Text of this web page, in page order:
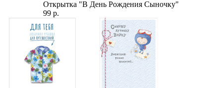
Орхидея Дендробиум Синяя Космос (1 штука)
Сборка в дизайнерскую упаковку (1-25)
Категории:
Орхидеи Гипсофилы ,Синие Букеты
Открытка "В День Рождения Сыночку"
99 р.